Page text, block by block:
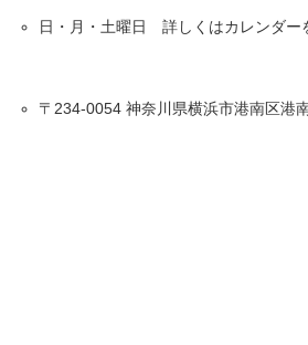
日・月・土曜日 詳しくはカレンダー
〒234-0054 神奈川県横浜市港南区港